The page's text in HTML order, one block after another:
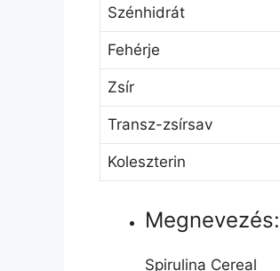
Szénhidrát
Fehérje
Zsír
Transz-zsírsav
Koleszterin
Megnevezés:
Spirulina Cereal